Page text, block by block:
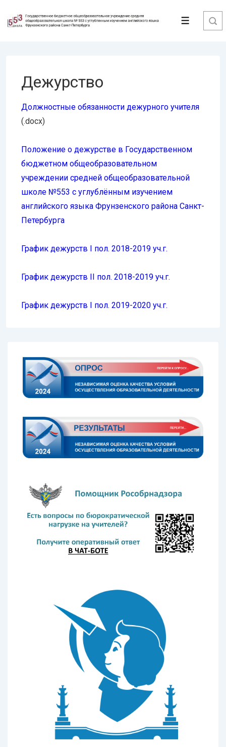
Перейти
Меню
Дежурство
Должностные обязанности дежурного учителя
(.docx)
Положение о дежурстве в Государственном
бюджетном общеобразовательном
учреждении средней общеобразовательной
школе №553 с углублённым изучением
английского языка Фрунзенского района Санкт-
Петербурга
График дежурств I пол. 2018-2019 уч.г.
График дежурств II пол. 2018-2019 уч.г.
График дежурств I пол. 2019-2020 уч.г.